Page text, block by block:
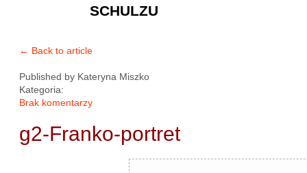
SCHULZU
← Back to article
Published by Kateryna Miszko
Kategoria:
Brak komentarzy
g2-Franko-portret